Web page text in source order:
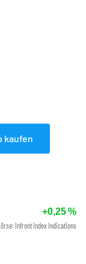
kaufen
+0,25%
Infront Index Indications